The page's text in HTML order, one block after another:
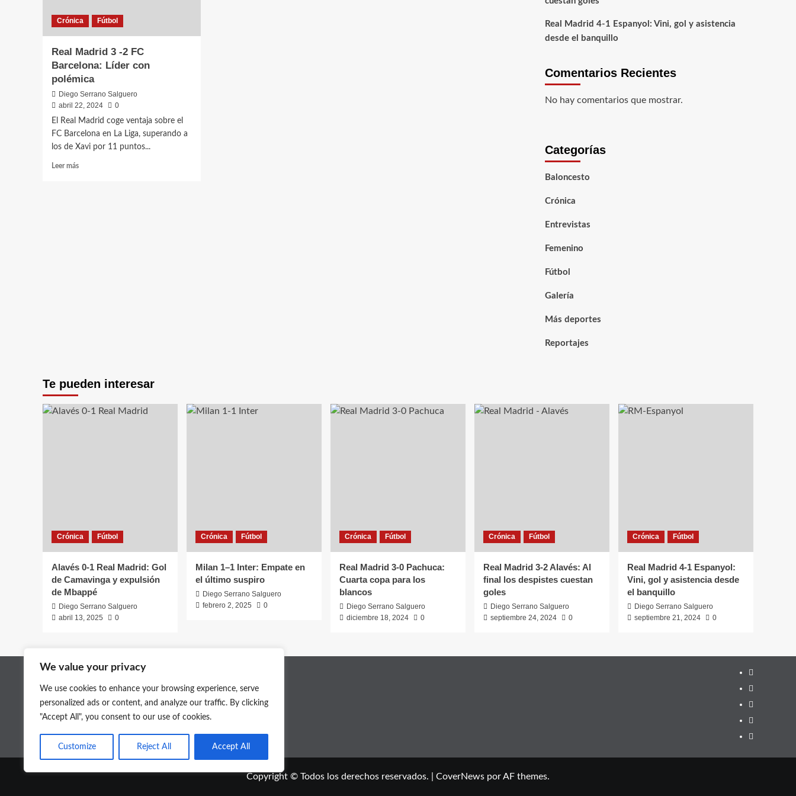
We value your privacy
We use cookies to enhance your browsing experience, serve
personalized ads or content, and analyze our traffic. By clicking
"Accept All", you consent to our use of cookies.
Customize Reject All Accept All
Crónica Fútbol
Real Madrid 3 -2 FC
Barcelona: Líder con
polémica
Diego Serrano Salguero
abril 22, 2024
0
El Real Madrid coge ventaja sobre el
FC Barcelona en La Liga, superando a
los de Xavi por 11 puntos...
Leer másLeer
Real Madrid 4-1 Espanyol: Vini, gol y asistencia
desde el banquillo
Comentarios Recientes
No hay comentarios que mostrar.
Categorías
Baloncesto
Crónica
Entrevistas
Femenino
Fútbol
Galería
Más deportes
Reportajes
Te pueden interesar
Crónica Fútbol
Alavés 0-1 Real Madrid: Gol
de Camavinga y expulsión
de Mbappé
Diego Serrano Salguero
abril 13, 2025
0
Crónica Fútbol
Milan 1–1 Inter: Empate en
el último suspiro
Diego Serrano Salguero
febrero 2, 2025
0
Crónica Fútbol
Real Madrid 3-0 Pachuca:
Cuarta copa para los
blancos
Diego Serrano Salguero
diciembre 18, 2024
0
Crónica Fútbol
Real Madrid 3-2 Alavés: Al
final los despistes cuestan
goles
Diego Serrano Salguero
septiembre 24, 2024
0
Crónica Fútbol
Real Madrid 4-1 Espanyol:
Vini, gol y asistencia desde
el banquillo
Diego Serrano Salguero
septiembre 21, 2024
0
Youtube
Vimeo
Facebook
Twitter
¿Quién
Copyright © Todos los derechos reservados. CoverNews por AF themes.